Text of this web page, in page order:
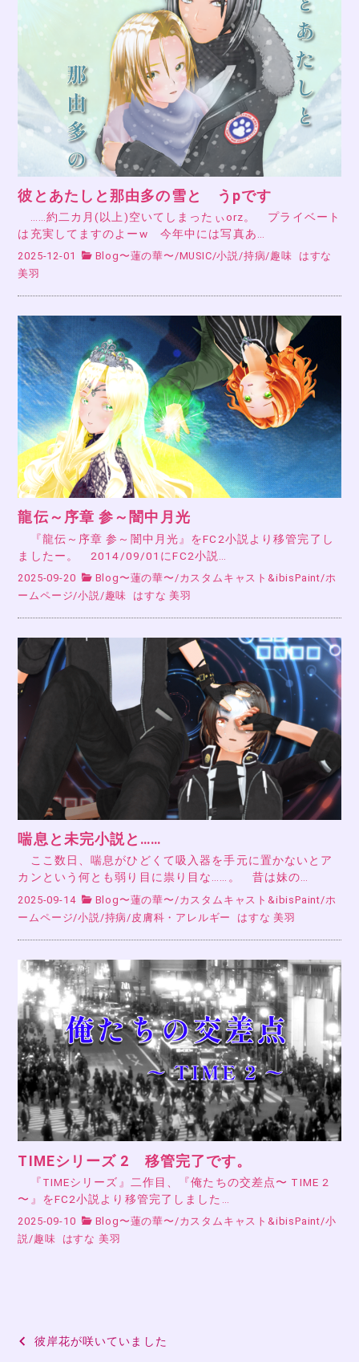
彼とあたしと那由多の雪と うpです
……約二カ月(以上)空いてしまったぃorz。 プライベート
は充実してますのよーw 今年中には写真あ…
2025-12-01 Blog〜蓮の華〜/MUSIC/小説/持病/趣味
はすな
美羽
龍伝～序章 参～闇中月光
『龍伝～序章 参～闇中月光』をFC2小説より移管完了し
ましたー。 2014/09/01にFC2小説…
2025-09-20 Blog〜蓮の華〜/カスタムキャスト&ibisPaint/ホ
ームページ/小説/趣味 はすな 美羽
喘息と未完小説と……
ここ数日、喘息がひどくて吸入器を手元に置かないとア
カンという何とも弱り目に祟り目な……。 昔は妹の…
2025-09-14 Blog〜蓮の華〜 /カスタムキャスト&ibisPaint/ホ
ームページ/小説 /持病 / 皮膚科・アレルギー はすな 美羽
TIMEシリーズ 2 移管完了です。
『TIMEシリーズ』二作目、『俺たちの交差点〜 TIME 2
〜』をFC2小説より移管完了しました…
2025-09-10 Blog〜蓮の華〜/カスタムキャスト&ibisPaint/小
説/趣味 はすな 美羽
投
彼岸花が咲いていました